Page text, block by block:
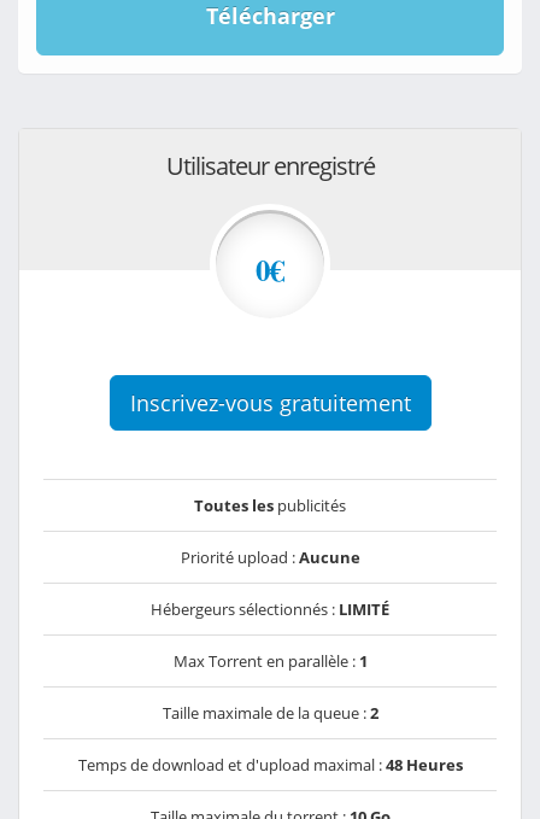
Télécharger
Utilisateur enregistré
0€
Inscrivez-vous gratuitement
Toutes les publicités
Priorité upload :Aucune
Hébergeurs sélectionnés : LIMITÉ
Max Torrent en parallèle : 1
Taille maximale de la queue :2
Temps de download et d'upload maximal :48 Heures